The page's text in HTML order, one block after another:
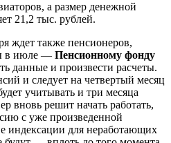
а размер денежной
21,2 тыс. рублей.
ждет также пенсионеров,
в июле — Пенсионному фонду
данные и произвести расчеты.
и следует на четвертый месяц
учитывать и три месяца
вновь решит начать работать,
с уже произведенной
индексации для неработающих